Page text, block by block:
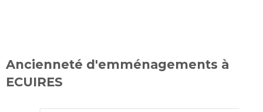
Ancienneté d'emménagements à
ECUIRES